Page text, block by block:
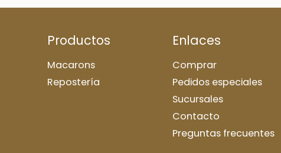
Productos
Macarons
Repostería
Enlaces
Comprar
Pedidos especiales
Sucursales
Contacto
Preguntas frecuentes